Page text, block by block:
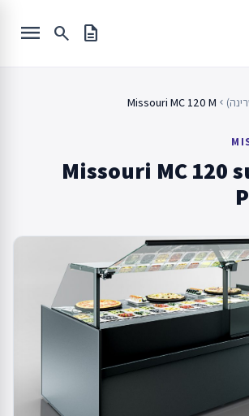
description
search
menu
chevron_left
Missouri MC 120 M
Missouri MC 120